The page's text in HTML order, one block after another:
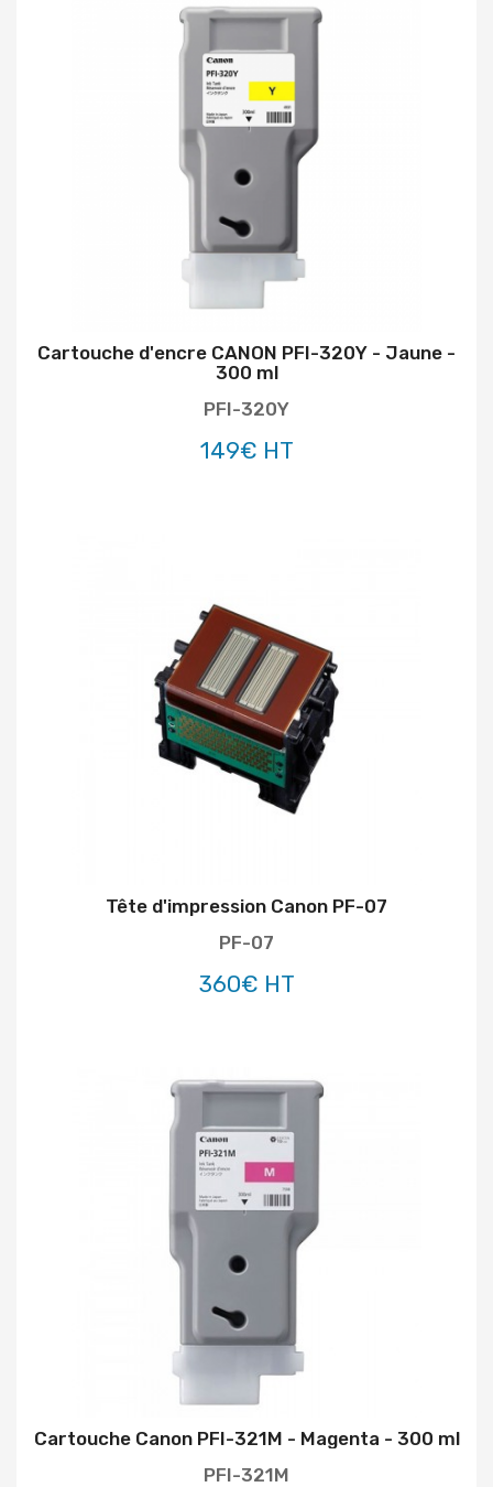
Cartouche d'encre CANON PFI-320Y - Jaune -
300 ml
PFI-320Y
149€ HT
Tête d'impression Canon PF-07
PF-07
360€ HT
Cartouche Canon PFI-321M - Magenta - 300 ml
PFI-321M